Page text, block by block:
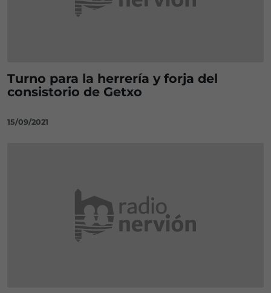
Turno para la herrería y forja del
consistorio de Getxo
15/09/2021